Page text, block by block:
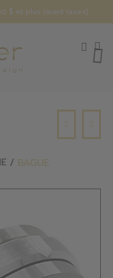
$ et plus (avant taxes)
BAGUE